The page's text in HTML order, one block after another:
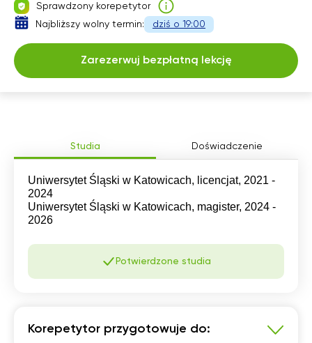
Studia Doświadczenie
Uniwersytet Śląski w Katowicach, licencjat, 2021 -
2024
Uniwersytet Śląski w Katowicach, magister, 2024 -
2026
Potwierdzone studia
Korepetytor przygotowuje do:
Sprawdzony korepetytor
Najbliższy wolny termin:
dziś o 19:00
Zarezerwuj bezpłatną lekcję
13:00
14:00